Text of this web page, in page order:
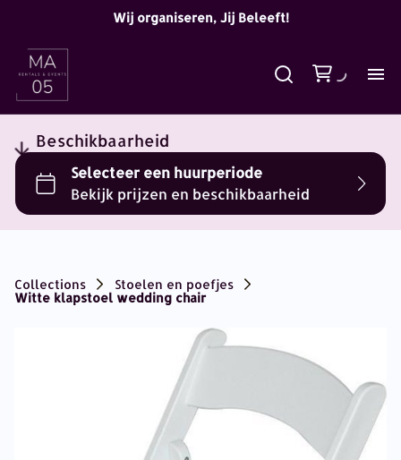
Wij organiseren, Jij Beleeft!
Beschikbaarheid
Collections
Stoelen en poefjes
Witte klapstoel wedding chair